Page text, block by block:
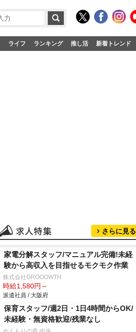
ライフ ランキング 推し活 新着トレンド
さらに見る
家電分解スタッフ/マニュアル完備!未経
験から高収入を目指せるモクモク作業
株式会社GROOOWTH
時給1,580円～
派遣社員 / 大阪府
保育スタッフ/週2日・1日4時間からOK/
未経験・無資格歓迎/残業なし